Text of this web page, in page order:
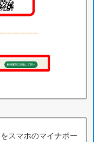
スマホのマイナポー